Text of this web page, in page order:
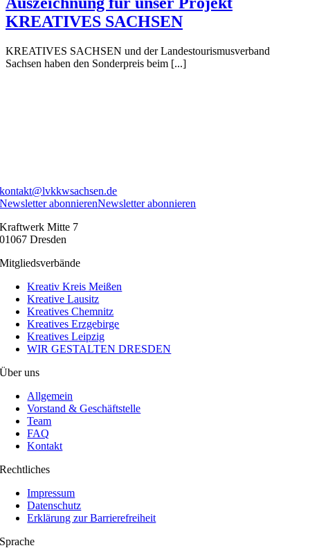
KREATIVES SACHSEN
KREATIVES SACHSEN und der Landestourismusverband
Sachsen haben den Sonderpreis beim [...]
kontakt@lvkkwsachsen.de
Newsletter abonnierenNewsletter abonnieren
Kraftwerk Mitte 7
01067 Dresden
Mitgliedsverbände
Kreativ Kreis Meißen
Kreative Lausitz
Kreatives Chemnitz
Kreatives Erzgebirge
Kreatives Leipzig
WIR GESTALTEN DRESDEN
Über uns
Allgemein
Vorstand & Geschäftstelle
Team
FAQ
Kontakt
Rechtliches
Impressum
Datenschutz
Erklärung zur Barrierefreiheit
Sprache